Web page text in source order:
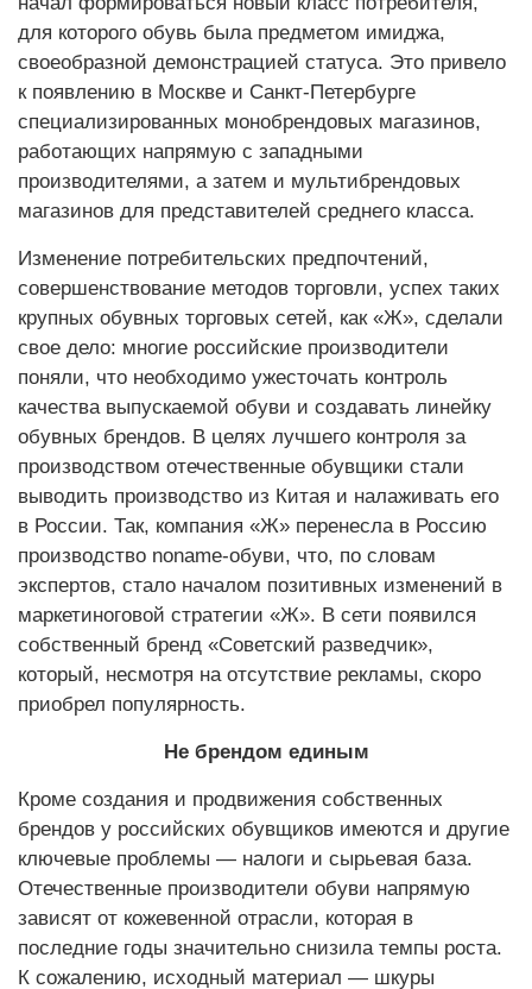
для которого обувь была предметом имиджа,
своеобразной демонстрацией статуса. Это привело
к появлению в Москве и Санкт-Петербурге
специализированных монобрендовых магазинов,
работающих напрямую с западными
производителями, а затем и мультибрендовых
магазинов для представителей среднего класса.
Изменение потребительских предпочтений,
совершенствование методов торговли, успех таких
крупных обувных торговых сетей, как «Ж», сделали
свое дело: многие российские производители
поняли, что необходимо ужесточать контроль
качества выпускаемой обуви и создавать линейку
обувных брендов. В целях лучшего контроля за
производством отечественные обувщики стали
выводить производство из Китая и налаживать его
в России. Так, компания «Ж» перенесла в Россию
производство noname-обуви, что, по словам
экспертов, стало началом позитивных изменений в
маркетиноговой стратегии «Ж». В сети появился
собственный бренд «Советский разведчик»,
который, несмотря на отсутствие рекламы, скоро
приобрел популярность.
Не брендом единым
Кроме создания и продвижения собственных
брендов у российских обувщиков имеются и другие
ключевые проблемы — налоги и сырьевая база.
Отечественные производители обуви напрямую
зависят от кожевенной отрасли, которая в
последние годы значительно снизила темпы роста.
К сожалению, исходный материал — шкуры